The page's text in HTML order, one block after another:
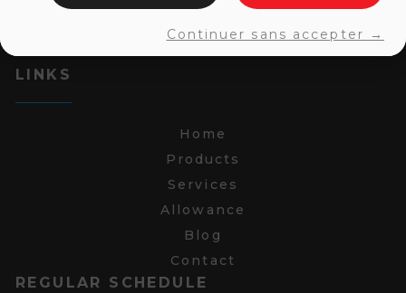
LINKS
Home
Products
Services
Allowance
Blog
Contact
REGULAR SCHEDULE
Continuer sans accepter →